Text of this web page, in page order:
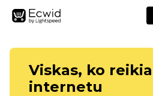
Viskas, ko
internetu